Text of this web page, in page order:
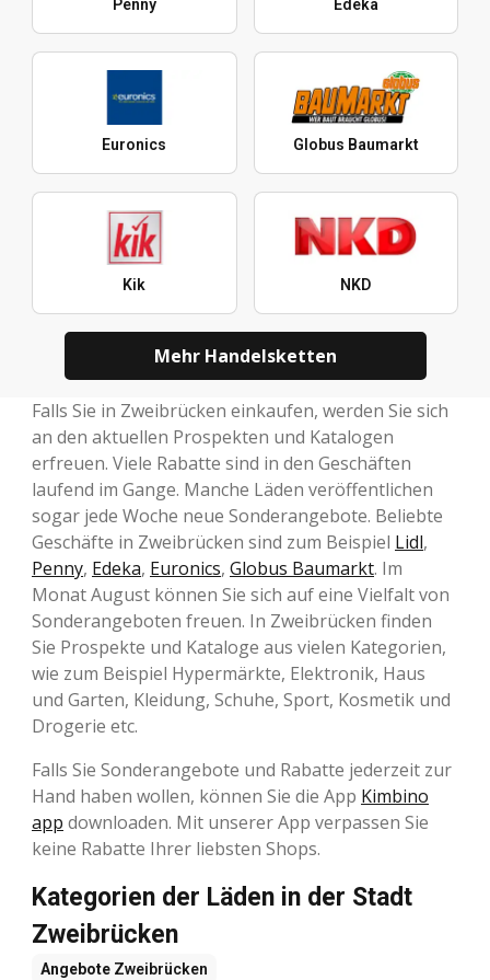
Penny Edeka
Euronics Globus Baumarkt
Kik NKD
Mehr Handelsketten
Falls Sie in Zweibrücken einkaufen, werden Sie sich
an den aktuellen Prospekten und Katalogen
erfreuen. Viele Rabatte sind in den Geschäften
laufend im Gange. Manche Läden veröffentlichen
sogar jede Woche neue Sonderangebote. Beliebte
Geschäfte in Zweibrücken sind zum Beispiel Lidl,
Penny, Edeka, Euronics, Globus Baumarkt. Im
Monat August können Sie sich auf eine Vielfalt von
Sonderangeboten freuen. In Zweibrücken finden
Sie Prospekte und Kataloge aus vielen Kategorien,
wie zum Beispiel Hypermärkte, Elektronik, Haus
und Garten, Kleidung, Schuhe, Sport, Kosmetik und
Drogerie etc.
Falls Sie Sonderangebote und Rabatte jederzeit zur
Hand haben wollen, können Sie die App Kimbino
app downloaden. Mit unserer App verpassen Sie
keine Rabatte Ihrer liebsten Shops.
Kategorien der Läden in der Stadt
Zweibrücken
Angebote Zweibrücken